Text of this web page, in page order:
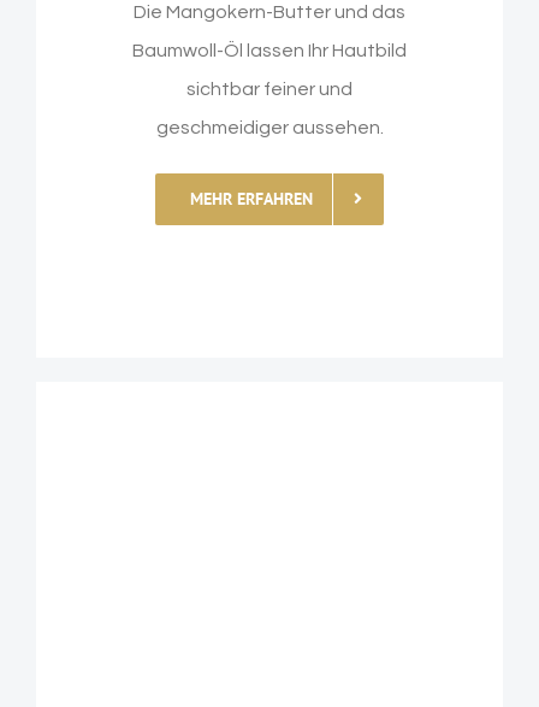
Die Mangokern-Butter und das
Baumwoll-Öl lassen Ihr Hautbild
sichtbar feiner und
geschmeidiger aussehen.
MEHR ERFAHREN